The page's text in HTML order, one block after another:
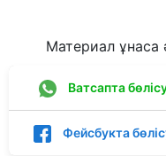
Материал ұнаса
Ватсапта
Фейсбукта